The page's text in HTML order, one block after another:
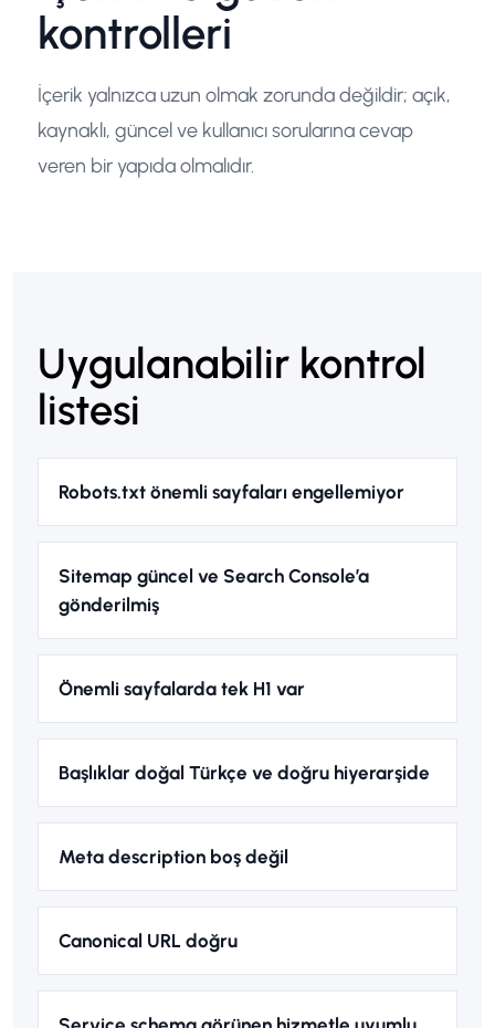
kontrolleri
İçerik yalnızca uzun olmak zorunda değildir; açık,
kaynaklı, güncel ve kullanıcı sorularına cevap
veren bir yapıda olmalıdır.
Uygulanabilir kontrol
listesi
Robots.txt önemli sayfaları engellemiyor
Sitemap güncel ve Search Console’a
gönderilmiş
Önemli sayfalarda tek H1 var
Başlıklar doğal Türkçe ve doğru hiyerarşide
Meta description boş değil
Canonical URL doğru